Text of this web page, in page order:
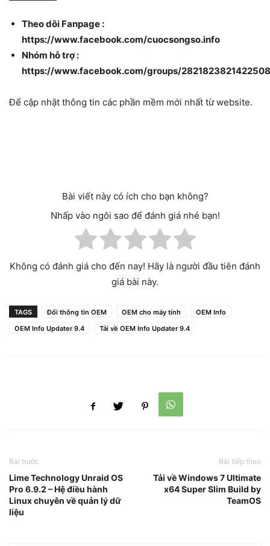
Theo dõi Fanpage :
https://www.facebook.com/cuocsongso.info
Nhóm hỗ trợ :
https://www.facebook.com/groups/2821823821422508
Để cập nhật thông tin các phần mềm mới nhất từ website.
Bài viết này có ích cho bạn không?
Nhấp vào ngôi sao để đánh giá nhé bạn!
Không có đánh giá cho đến nay! Hãy là người đầu tiên đánh
giá bài này.
TAGS Đổi thông tin OEM OEM cho máy tính
OEM Info
OEM Info Updater 9.4
Tải về OEM Info Updater 9.4
Bài trước
Lime Technology Unraid OS
Pro 6.9.2 – Hệ điều hành
Linux chuyên về quản lý dữ
liệu
Bài tiếp theo
Tải về Windows 7 Ultimate
x64 Super Slim Build by
TeamOS